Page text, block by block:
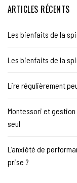
ARTICLES RÉCENTS
Les bienfaits de la
Les bienfaits de la
Lire régulièrement
Montessori et
seul
L’anxiété de
prise ?